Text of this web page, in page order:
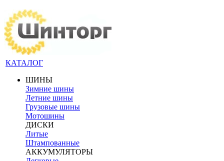
КАТАЛОГ
ШИНЫ
Зимние шины
Летние шины
Грузовые шины
Мотошины
ДИСКИ
Литые
Штампованные
АККУМУЛЯТОРЫ